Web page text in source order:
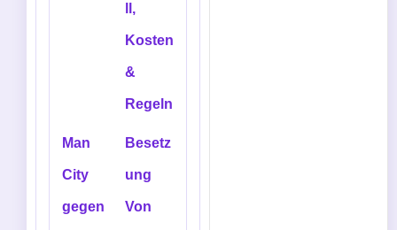
ll,
Kosten
&
Regeln
Man
City
gegen
Besetz
ung
Von